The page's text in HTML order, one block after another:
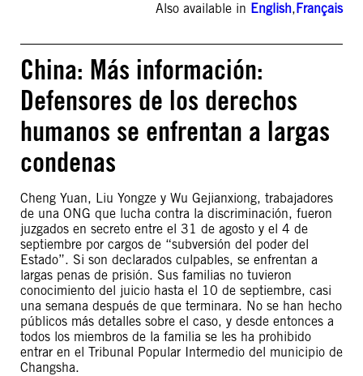
Also available in English,Français
China: Más información:
Defensores de los derechos
humanos se enfrentan a largas
condenas
Cheng Yuan, Liu Yongze y Wu Gejianxiong, trabajadores
de una ONG que lucha contra la discriminación, fueron
juzgados en secreto entre el 31 de agosto y el 4 de
septiembre por cargos de “subversión del poder del
Estado”. Si son declarados culpables, se enfrentan a
largas penas de prisión. Sus familias no tuvieron
conocimiento del juicio hasta el 10 de septiembre, casi
una semana después de que terminara. No se han hecho
públicos más detalles sobre el caso, y desde entonces a
todos los miembros de la familia se les ha prohibido
entrar en el Tribunal Popular Intermedio del municipio de
Changsha.